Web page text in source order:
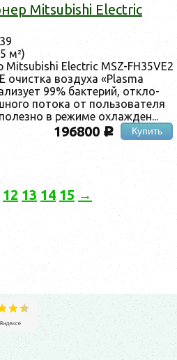
Mitsubishi Electric
м²)
Electric MSZ-FH35VE2
очис­тка воз­ду­ха «Plasma
99% бак­те­рий, от­кло­
по­тока от поль­зо­вате­ля
в ре­жиме ох­лажден...
196800 c Купить
12 13 14 15 →